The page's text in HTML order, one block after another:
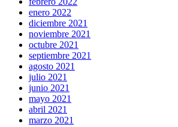
enero 2022
diciembre 2021
noviembre 2021
octubre 2021
septiembre 2021
agosto 2021
julio 2021
junio 2021
mayo 2021
abril 2021
marzo 2021